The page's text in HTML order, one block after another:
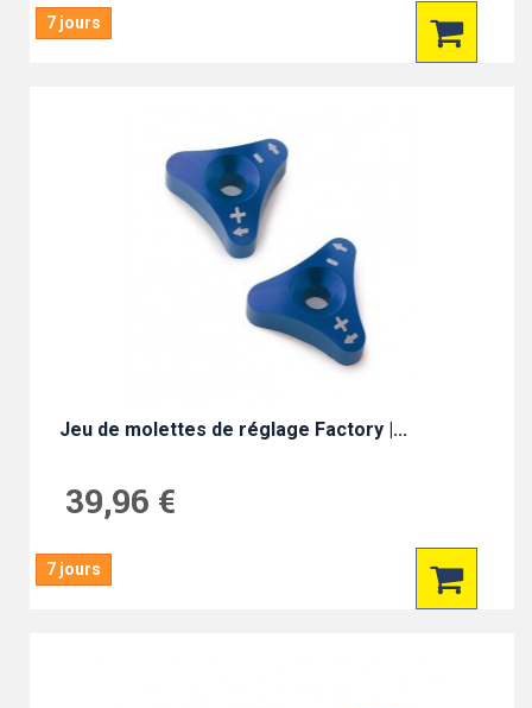
7 jours
Jeu de molettes de réglage Factory |...
39,96 €
7 jours